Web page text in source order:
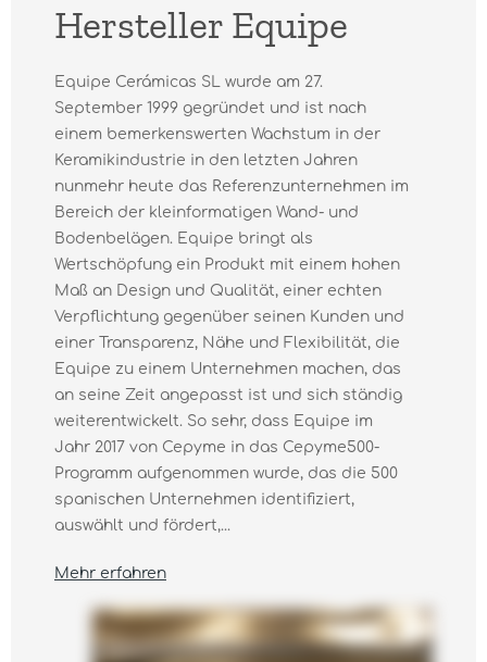
Hersteller Equipe
Equipe Cerámicas SL wurde am 27.
September 1999 gegründet und ist nach
einem bemerkenswerten Wachstum in der
Keramikindustrie in den letzten Jahren
nunmehr heute das Referenzunternehmen im
Bereich der kleinformatigen Wand- und
Bodenbelägen. Equipe bringt als
Wertschöpfung ein Produkt mit einem hohen
Maß an Design und Qualität, einer echten
Verpflichtung gegenüber seinen Kunden und
einer Transparenz, Nähe und Flexibilität, die
Equipe zu einem Unternehmen machen, das
an seine Zeit angepasst ist und sich ständig
weiterentwickelt. So sehr, dass Equipe im
Jahr 2017 von Cepyme in das Cepyme500-
Programm aufgenommen wurde, das die 500
spanischen Unternehmen identifiziert,
auswählt und fördert,...
Mehr erfahren